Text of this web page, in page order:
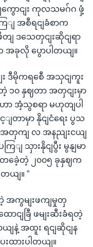
ောငျး ကုလသမဂ်ဂ ဖှံ့
ြျ အစီရငျခံစာက
ျ ဒသေတှငျးဆိုငျရာ
အခုလို ပွောပါတယျ။
ဒီမိုကရစေီ အသှငျကူး
၁၀ နှဈတာ အတှငျးမှာ
ာ အံ့သွစရာ မဟုတျပါ
တာမှာ နိုငျငံရေး ပွသ
အတှကျ လ အနညျးငယျ
ျ သှားနိုငျပွီး မွနျမာ
တခေဲ့တဲ့ ၂၀၀၅ ခုနှဈက
ယျ။ ”
အကွမျးဖကျမှုတှ
ာငျခြီ ဖမျးဆီးခံရတဲ့
ျနဲ့ အထူး ရငျဆိုငျန
ထားပါတယျ။